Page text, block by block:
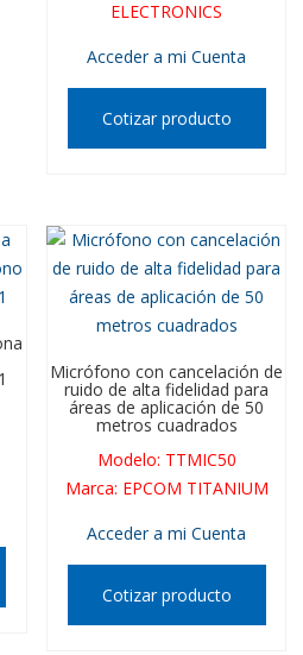
ELECTRONICS
Acceder a mi Cuenta
Cotizar producto
Micrófono con cancelación de
ruido de alta fidelidad para
áreas de aplicación de 50
metros cuadrados
Modelo: TTMIC50
Marca: EPCOM TITANIUM
Acceder a mi Cuenta
Cotizar producto